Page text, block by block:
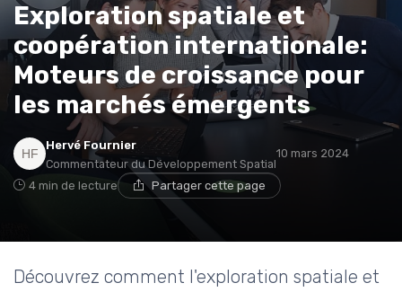
Exploration spatiale et
coopération internationale:
Moteurs de croissance pour
les marchés émergents
Hervé Fournier
Commentateur du Développement Spatial
10 mars 2024
4 min de lecture Partager cette page
Découvrez comment l'exploration spatiale et